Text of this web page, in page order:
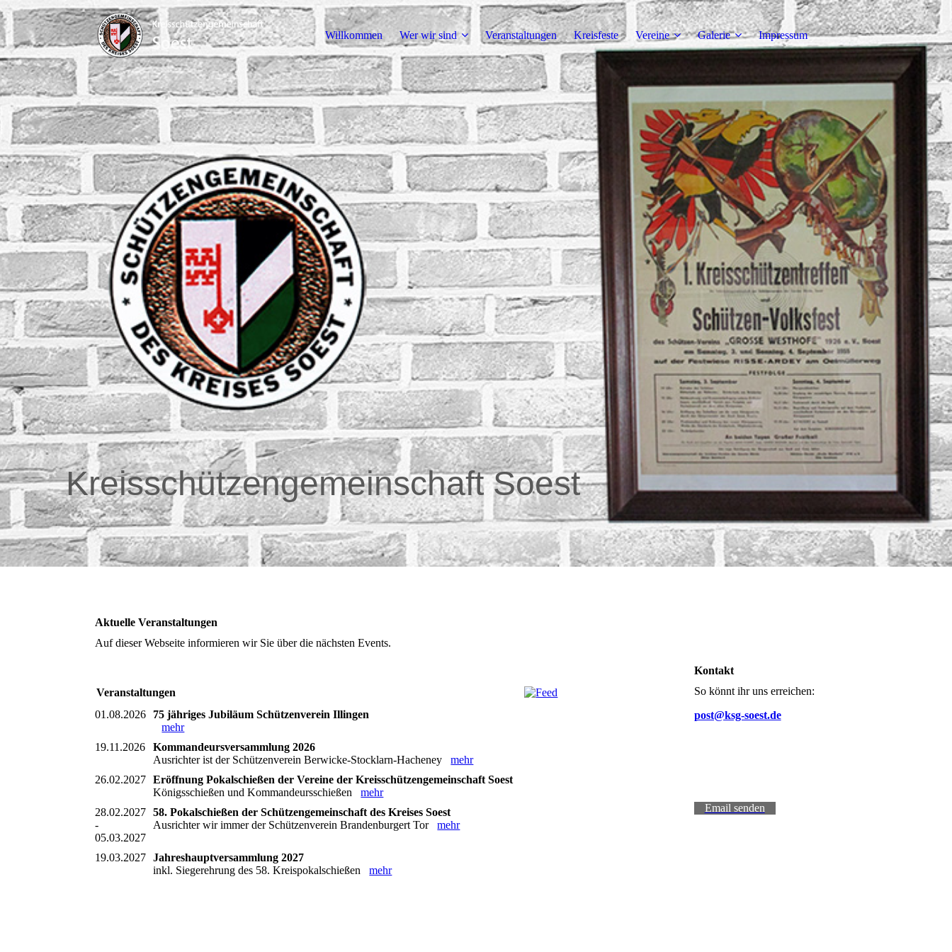
Willkommen Wer wir sind Veranstaltungen Kreisfeste Vereine Galerie Impressum
Kreisschützengemeinschaft Soest
Aktuelle Veranstaltungen
Auf dieser Webseite informieren wir Sie über die nächsten Events.
Veranstaltungen
01.08.2026
75 jähriges Jubiläum Schützenverein Illingen
mehr
19.11.2026
Kommandeursversammlung 2026
Ausrichter ist der Schützenverein Berwicke-Stocklarn-Hacheneymehr
26.02.2027
Eröffnung Pokalschießen der Vereine der Kreisschützengemeinschaft Soest
Königsschießen und Kommandeursschießenmehr
28.02.2027
-
05.03.2027
58. Pokalschießen der Schützengemeinschaft des Kreises Soest
Ausrichter wir immer der Schützenverein Brandenburgert Tormehr
19.03.2027
Jahreshauptversammlung 2027
inkl. Siegerehrung des 58. Kreispokalschießenmehr
Kontakt
So könnt ihr uns erreichen:
post@ksg-soest.de
Email senden